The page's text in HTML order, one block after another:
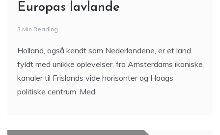
Europas lavlande
3 Min Reading
Holland, også kendt som Nederlandene, er et land
fyldt med unikke oplevelser, fra Amsterdams ikoniske
kanaler til Frislands vide horisonter og Haags
politiske centrum. Med